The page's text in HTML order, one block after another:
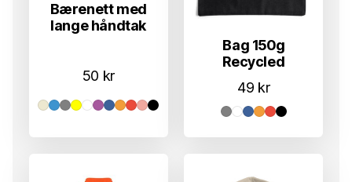
Bærenett med
lange håndtak
50 kr
Bag 150g
Recycled
49 kr